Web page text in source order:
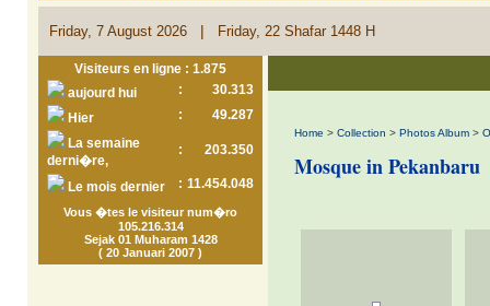
Friday, 7 August 2026 | Friday, 22 Shafar 1448 H
Visiteurs en ligne : 1.875
aujourd hui
:
30.313
Hier
:
49.287
La semaine
derni�re,
: 203.350
Le mois dernier : 11.454.048
Vous �tes le visiteur num�ro
105.216.314
Sejak 01 Muharam 1428
( 20 Januari 2007 )
Home > Collection > Photos Album >
Mosque in Pekanbaru